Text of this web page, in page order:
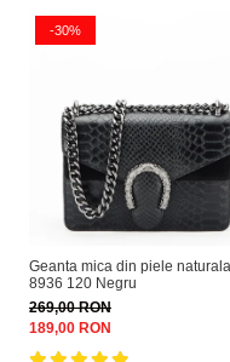
-30%
Geanta mica din piele naturala
8936 120 Negru
269,00 RON
189,00 RON